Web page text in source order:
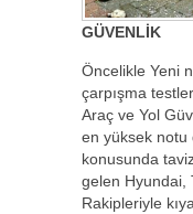
GÜVENLİK
Öncelikle Yeni
çarpışma
Araç ve Yol
en yüksek notu
konusunda
gelen Hyundai,
Rakipleriyle